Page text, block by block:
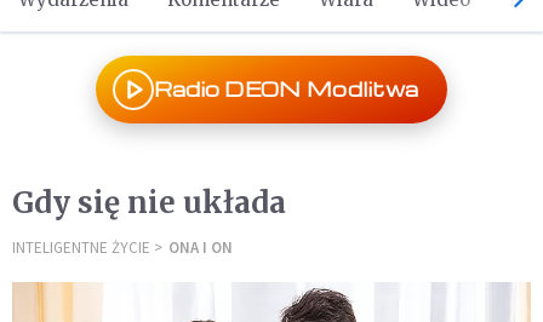
Radio DEON Modlitwa
Gdy się nie układa
INTELIGENTNE ŻYCIE ONA I ON